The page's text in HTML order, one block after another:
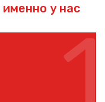
именно у нас
1